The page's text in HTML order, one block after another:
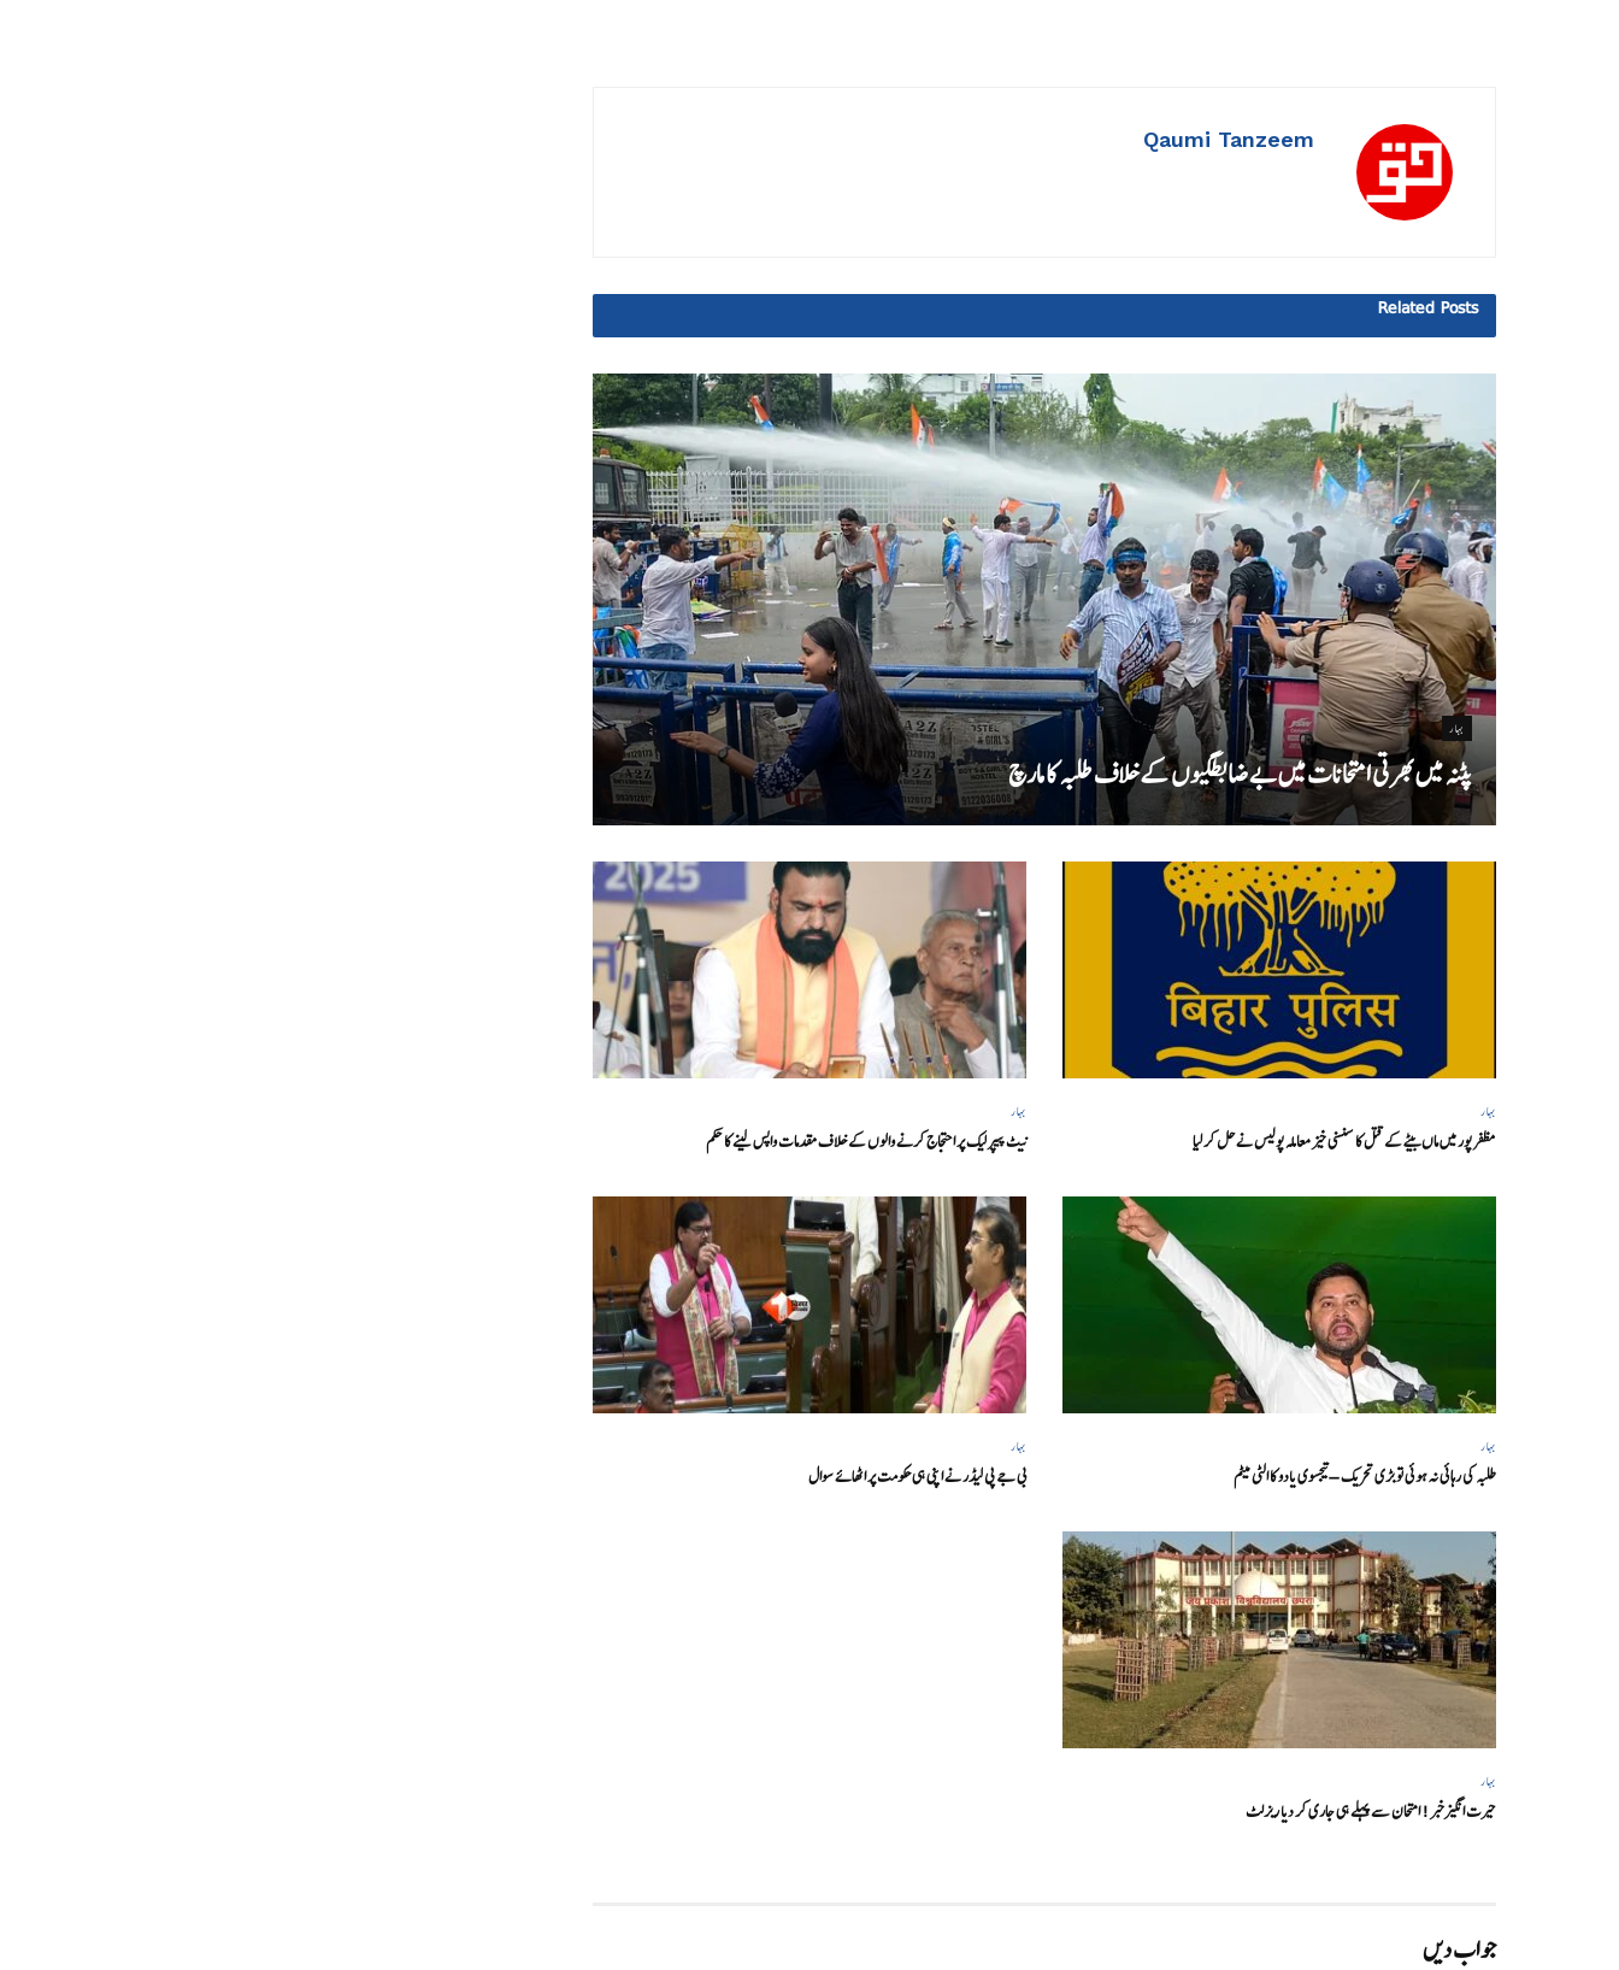
Qaumi Tanzeem
Related Posts
بہار
پٹنہ میں بھرتی امتحانات میں بے ضابطگیوں کے خلاف طلبہ کا مارچ
بہار
مظفر پور میں ماں بیٹے کے قتل کا سنسنی خیز معاملہ پولیس نے حل کر لیا
بہار
نیٹ پیپر لیک پر احتجاج کرنے والوں کے خلاف مقدمات واپس لینے کا حکم
بہار
طلبہ کی رہائی نہ ہوئی تو بڑی تحریک – تیجسوی یادو کا الٹی میٹم
بہار
بی جے پی لیڈر نے اپنی ہی حکومت پر اٹھائے سوال
بہار
حیرت انگیزخبر ! امتحان سے پہلے ہی جاری کر دیا ریزلٹ
جواب دیں